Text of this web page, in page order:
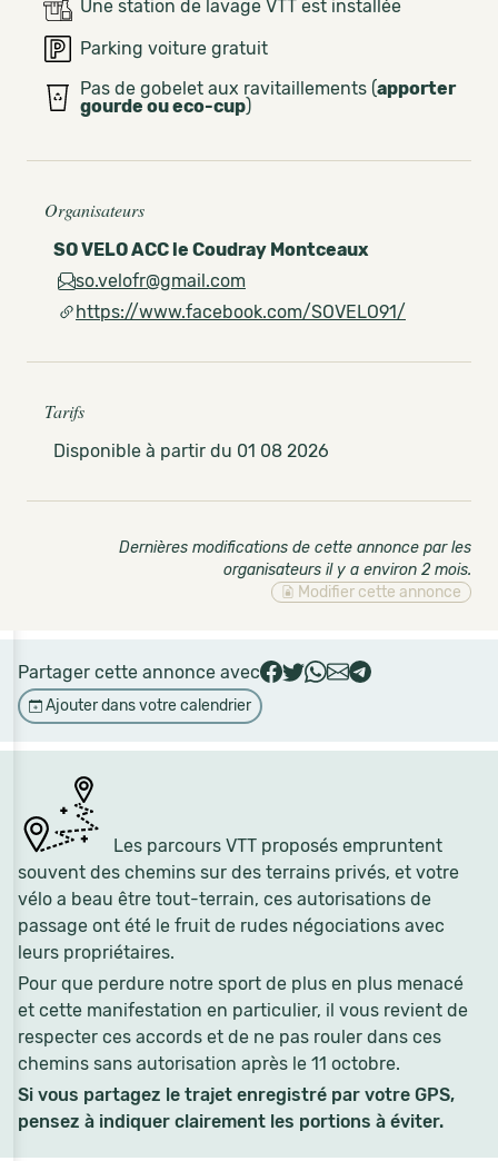
Les parcours VTT proposés empruntent
souvent des chemins sur des terrains privés, et votre
vélo a beau être tout-terrain, ces autorisations de
passage ont été le fruit de rudes négociations avec
leurs propriétaires.
Pour que perdure notre sport de plus en plus menacé
et cette manifestation en particulier, il vous revient de
respecter ces accords et de ne pas rouler dans ces
chemins sans autorisation après le 11 octobre.
Si vous partagez le trajet enregistré par votre GPS,
pensez à indiquer clairement les portions à éviter.
Une station de lavage VTT est installée
Parking voiture gratuit
Pas de gobelet aux ravitaillements (apporter
gourde ou eco-cup)
Organisateurs
SO VELO ACC le Coudray Montceaux
so.velofr@gmail.com
https://www.facebook.com/SOVELO91/
Tarifs
Disponible à partir du 01 08 2026
Dernières modifications de cette annonce par les
organisateurs il y a environ 2 mois.
Modifier cette annonce
Partager cette annonce avec
Ajouter dans votre calendrier